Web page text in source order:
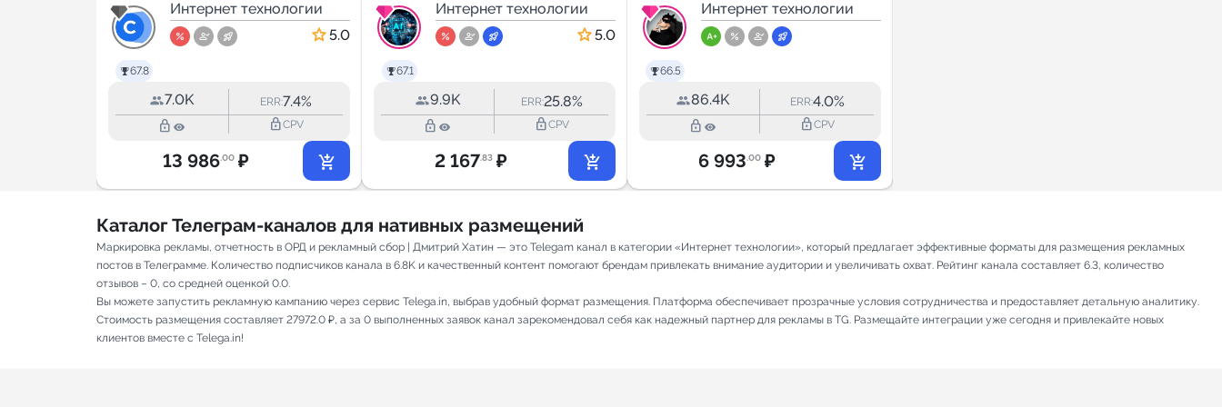
67.8
кибербезопасно
сть
Интернет технологии
5.0
7.0K ERR:7.4%
lock_outline lock_outlineCPV
13 986.00 ₽
67.1
Технологичный
маркетинг
Интернет технологии
5.0
9.9K ERR:25.8%
lock_outline lock_outlineCPV
2 167.83 ₽
66.5
𝓲 𝔂𝓪
Интернет технологии
86.4K ERR:4.0%
lock_outline lock_outlineCPV
6 993.00 ₽
Каталог Телеграм-каналов для нативных размещений
Маркировка рекламы, отчетность в ОРД и рекламный сбор | Дмитрий Хатин — это Telegam канал в категории «Интернет технологии», который предлагает эффективные форматы для размещения рекламных
постов в Телеграмме. Количество подписчиков канала в 6.8K и качественный контент помогают брендам привлекать внимание аудитории и увеличивать охват. Рейтинг канала составляет 6.3, количество
отзывов – 0, со средней оценкой 0.0.
Вы можете запустить рекламную кампанию через сервис Telega.in, выбрав удобный формат размещения. Платформа обеспечивает прозрачные условия сотрудничества и предоставляет детальную аналитику.
Стоимость размещения составляет 27972.0 ₽, а за 0 выполненных заявок канал зарекомендовал себя как надежный партнер для рекламы в TG. Размещайте интеграции уже сегодня и привлекайте новых
клиентов вместе с Telega.in!